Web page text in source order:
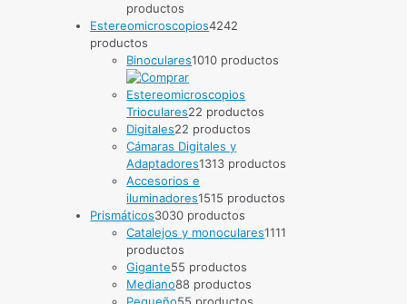
productos
Estereomicroscopios4242
productos
Binoculares1010 productos
Trioculares22 productos
Digitales22 productos
Cámaras Digitales y
Adaptadores1313 productos
Accesorios e
iluminadores1515 productos
Prismáticos3030 productos
Catalejos y monoculares1111
productos
Gigante55 productos
Mediano88 productos